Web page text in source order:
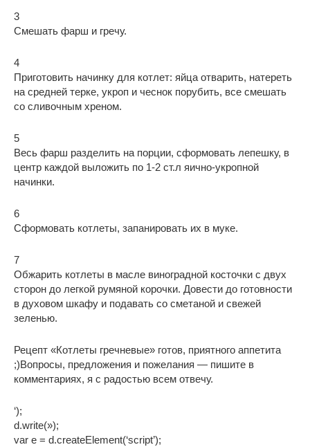
3
Смешать фарш и гречу.
4
Приготовить начинку для котлет: яйца отварить, натереть
на средней терке, укроп и чеснок порубить, все смешать
со сливочным хреном.
5
Весь фарш разделить на порции, сформовать лепешку, в
центр каждой выложить по 1-2 ст.л яично-укропной
начинки.
6
Сформовать котлеты, запанировать их в муке.
7
Обжарить котлеты в масле виноградной косточки с двух
сторон до легкой румяной корочки. Довести до готовности
в духовом шкафу и подавать со сметаной и свежей
зеленью.
Рецепт «Котлеты гречневые» готов, приятного аппетита
;)Вопросы, предложения и пожелания — пишите в
комментариях, я с радостью всем отвечу.
‘);
d.write(»);
var e = d.createElement(‘script’);